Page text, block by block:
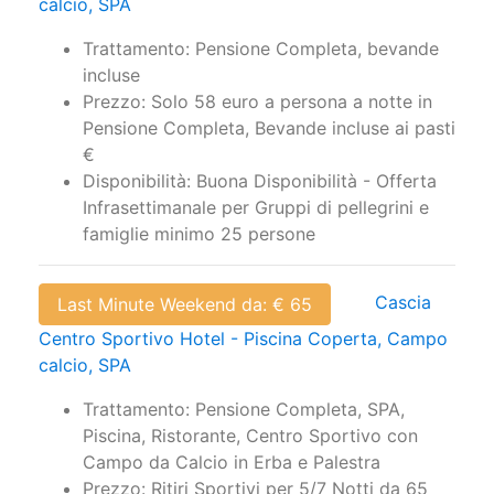
calcio, SPA
Trattamento: Pensione Completa, bevande
incluse
Prezzo: Solo 58 euro a persona a notte in
Pensione Completa, Bevande incluse ai pasti
€
Disponibilità: Buona Disponibilità - Offerta
Infrasettimanale per Gruppi di pellegrini e
famiglie minimo 25 persone
Last Minute Weekend da: € 65
Cascia
Centro Sportivo Hotel - Piscina Coperta, Campo
calcio, SPA
Trattamento: Pensione Completa, SPA,
Piscina, Ristorante, Centro Sportivo con
Campo da Calcio in Erba e Palestra
Prezzo: Ritiri Sportivi per 5/7 Notti da 65